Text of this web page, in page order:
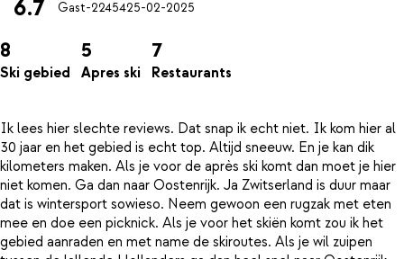
6.7 Gast-2245425-02-2025
8
Ski gebied
5
Apres ski
7
Restaurants
Ik lees hier slechte reviews. Dat snap ik echt niet. Ik kom hier al
30 jaar en het gebied is echt top. Altijd sneeuw. En je kan dik
kilometers maken. Als je voor de après ski komt dan moet je hier
niet komen. Ga dan naar Oostenrijk. Ja Zwitserland is duur maar
dat is wintersport sowieso. Neem gewoon een rugzak met eten
mee en doe een picknick. Als je voor het skiën komt zou ik het
gebied aanraden en met name de skiroutes. Als je wil zuipen